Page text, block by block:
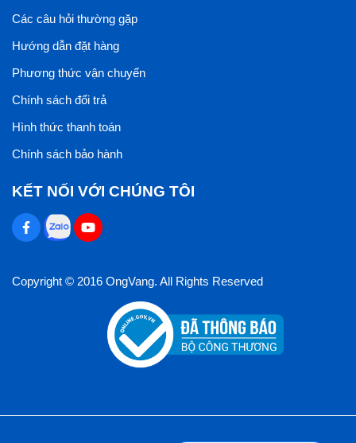
Các câu hỏi thường gặp
Hướng dẫn đặt hàng
Phương thức vận chuyển
Chính sách đổi trả
Hình thức thanh toán
Chính sách bảo hành
KẾT NỐI VỚI CHÚNG TÔI
Copyright © 2016 OngVang. All Rights Reserved